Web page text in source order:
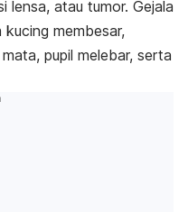
lensa, atau tumor. Gejala
membesar,
pupil melebar, serta